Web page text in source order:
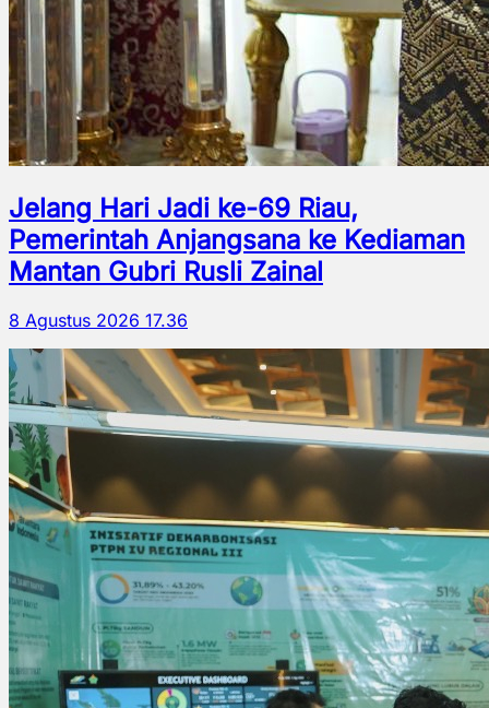
Jelang Hari Jadi ke-69 Riau,
Pemerintah Anjangsana ke Kediaman
Mantan Gubri Rusli Zainal
8 Agustus 2026 17.36